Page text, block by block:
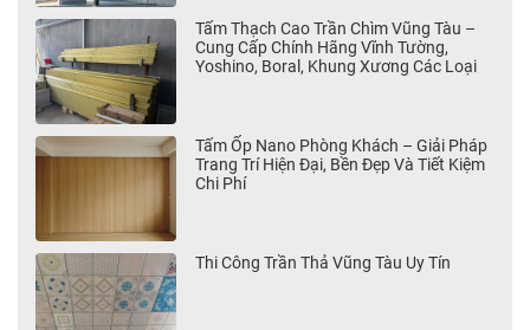
Tấm Thạch Cao Trần Chìm Vũng Tàu –
Cung Cấp Chính Hãng Vĩnh Tường,
Yoshino, Boral, Khung Xương Các Loại
Tấm Ốp Nano Phòng Khách – Giải Pháp
Trang Trí Hiện Đại, Bền Đẹp Và Tiết Kiệm
Chi Phí
Thi Công Trần Thả Vũng Tàu Uy Tín